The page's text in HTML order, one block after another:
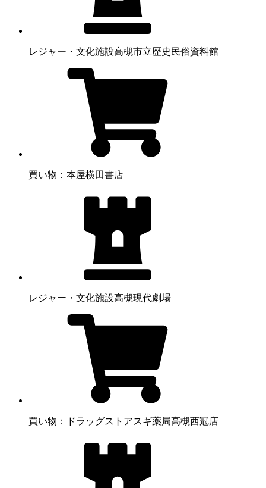
レジャー・文化施設高槻市立歴史民俗資料館
買い物：本屋横田書店
レジャー・文化施設高槻現代劇場
買い物：ドラッグストアスギ薬局高槻西冠店